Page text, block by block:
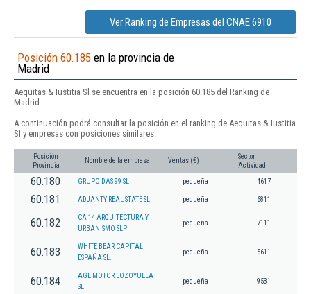
Ver Ranking de Empresas del CNAE 6910
Posición 60.185 en la provincia de
Madrid
Aequitas & Iustitia Sl se encuentra en la posición 60.185 del Ranking de
Madrid.
A continuación podrá consultar la posición en el ranking de Aequitas & Iustitia
Sl y empresas con posiciones similares:
Posición
Provincia
Nombre de la empresa Ventas (€)
Sector
Actividad
60.180 GRUPO DAS 99 SL pequeña 4617
60.181 ADJANTY REAL STATE SL. pequeña 6811
60.182
CA 14 ARQUITECTURA Y
URBANISMO SLP
pequeña 7111
60.183
WHITE BEAR CAPITAL
ESPAÑA SL.
pequeña 5611
60.184
AGL MOTOR LOZOYUELA
SL
pequeña 9531